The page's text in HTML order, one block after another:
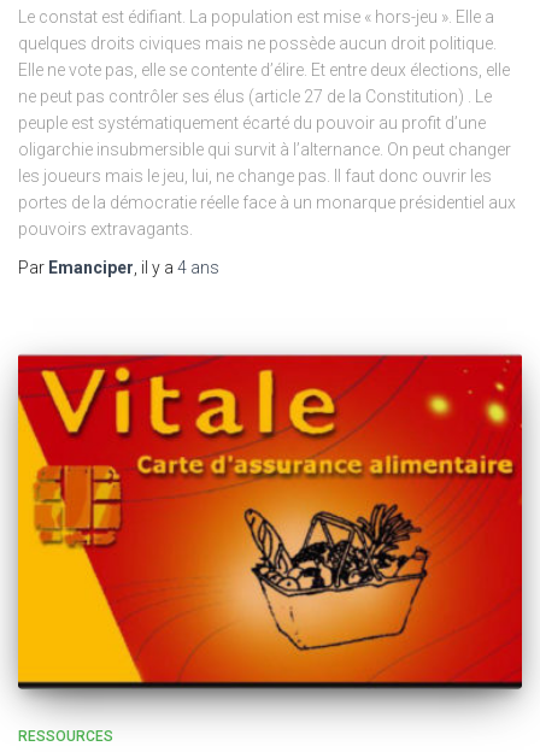
Le constat est édifiant. La population est mise « hors-jeu ». Elle a
quelques droits civiques mais ne possède aucun droit politique.
Elle ne vote pas, elle se contente d’élire. Et entre deux élections, elle
ne peut pas contrôler ses élus (article 27 de la Constitution) . Le
peuple est systématiquement écarté du pouvoir au profit d’une
oligarchie insubmersible qui survit à l’alternance. On peut changer
les joueurs mais le jeu, lui, ne change pas. Il faut donc ouvrir les
portes de la démocratie réelle face à un monarque présidentiel aux
pouvoirs extravagants.
Par Emanciper , il y a 4 ans
RESSOURCES